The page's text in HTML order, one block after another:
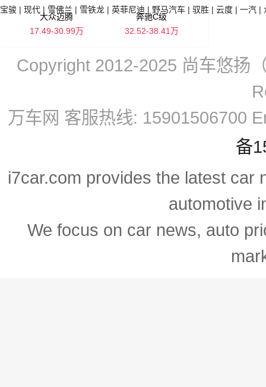
大众迈腾
17.49-30.99万
奔驰C级
32.52-38.41万
宝骏 | 现代 | 雪佛兰 | 雪铁龙 | 英菲尼迪 | 野马汽车 | 驭胜 | 云度 | 一汽 |
Copyright 2012-2025 尚车悠扬
万车网 客服热线: 15901506700
备
i7car.com provides the latest car
automotive
We focus on car news, auto